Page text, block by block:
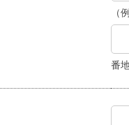
（
番